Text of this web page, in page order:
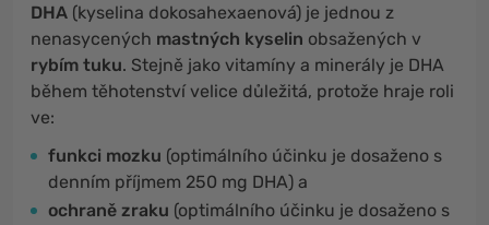
DHA (kyselina dokosahexaenová) je jednou z
nenasycených mastných kyselin obsažených v
rybím tuku. Stejně jako vitamíny a minerály je DHA
během těhotenství velice důležitá, protože hraje roli
ve:
funkci mozku (optimálního účinku je dosaženo s
denním příjmem 250 mg DHA) a
ochraně zraku (optimálního účinku je dosaženo s